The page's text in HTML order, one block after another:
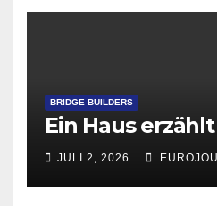
BRIDGE BUILDERS
Ein Haus
JULI 2, 2026